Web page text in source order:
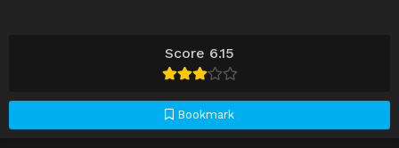
Score 6.15
Bookmark